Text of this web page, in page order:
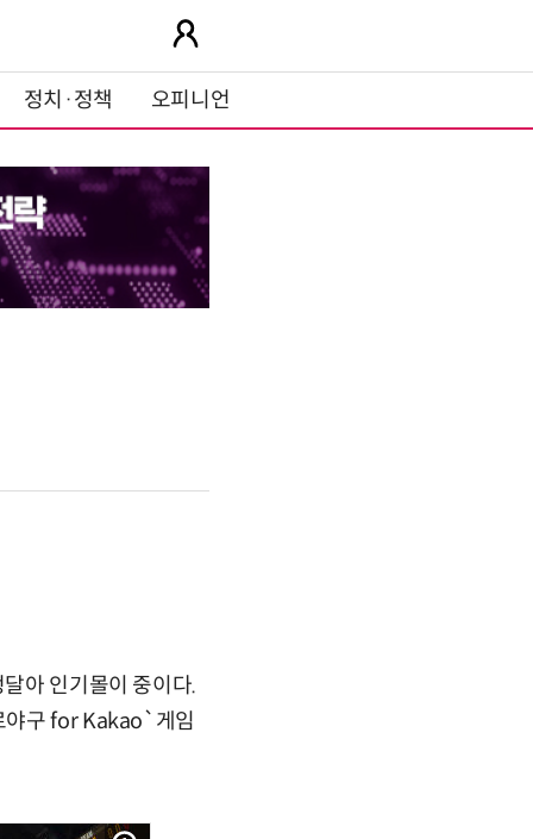
정치·정책 오피니언
아 인기몰이 중이다.
야구 for Kakao`게임